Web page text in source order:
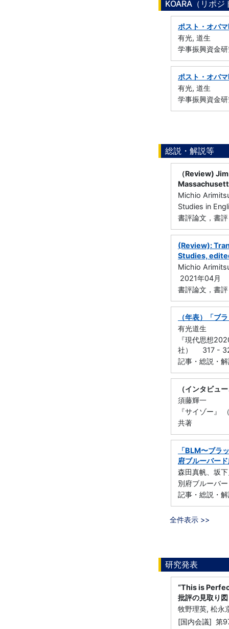
KOARA（リポ
ポスト・オバ
有光, 道生
学事振興資金
ポスト・オバ
有光, 道生
学事振興資金
総説・解説等
（Review)
Michio
Studies in
書評論文，書
(Review):
Studies,
Michio
2021年04月
書評論文，書
（年表）「ブ
有光道生
『現代思想
社） 317 -
記事・総説・
（インタビュ
須藤輝一
『サイゾー』
共著
「BLM〜ブラ
府ブルーバー
森田真帆、坂
別府ブルーバ
記事・総説・
全件表示 >>
研究発表
“This is
批評の見取り図
牧野理英, 松永
[国内会議] 第